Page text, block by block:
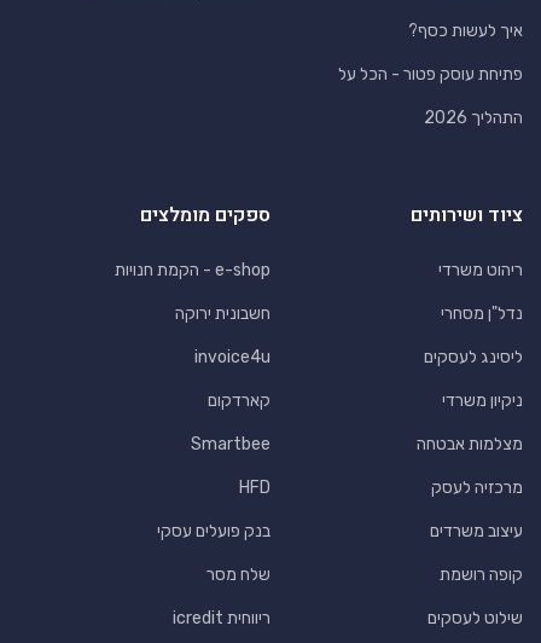
איך לעשות כסף?
פתיחת עוסק פטור - הכל על
התהליך 2026
ציוד ושירותים
ריהוט משרדי
נדל"ן מסחרי
ליסינג לעסקים
ניקיון משרדי
מצלמות אבטחה
מרכזיה לעסק
עיצוב משרדים
קופה רושמת
שילוט לעסקים
ספקים מומלצים
e-shop - הקמת חנויות
חשבונית ירוקה
invoice4u
קארדקום
Smartbee
HFD
בנק פועלים עסקי
שלח מסר
ריווחית icredit